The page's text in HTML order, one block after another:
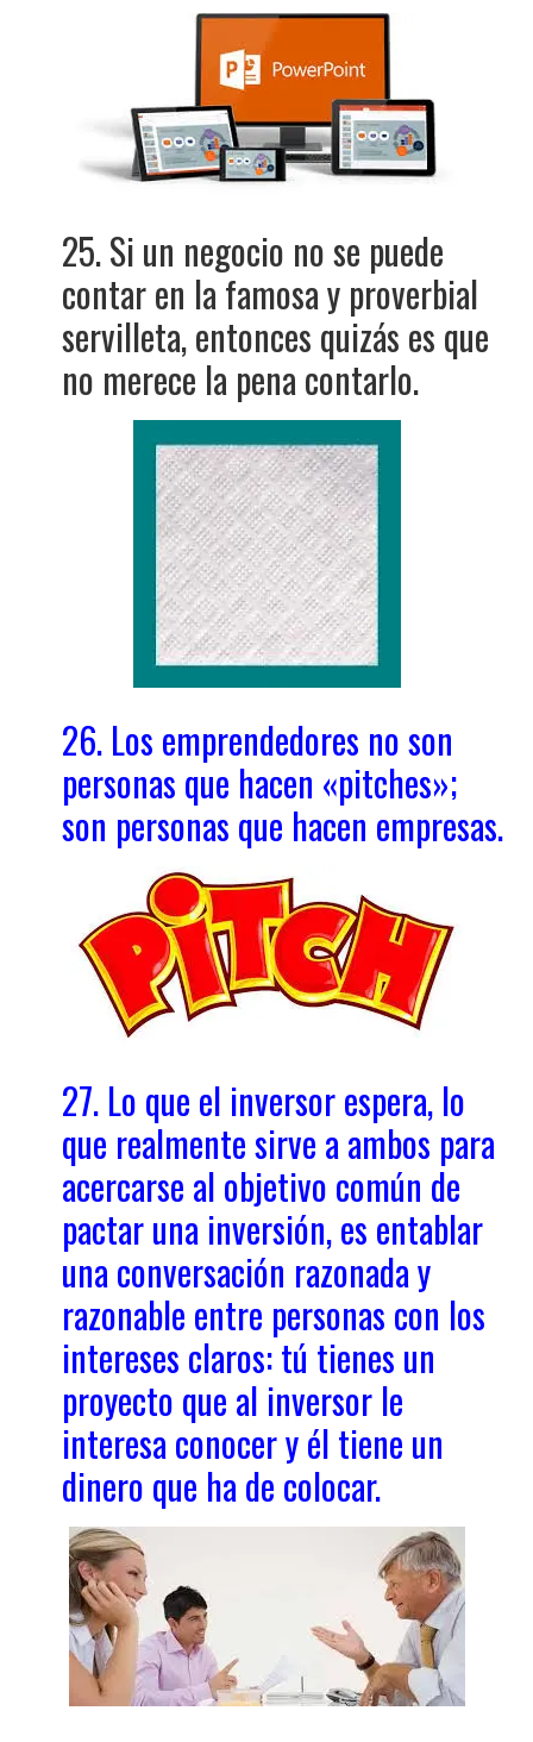
25. Si un negocio no se puede
contar en la famosa y proverbial
servilleta, entonces quizás es que
no merece la pena contarlo.
26. Los emprendedores no son
personas que hacen «pitches»;
son personas que hacen empresas.
27. Lo que el inversor espera, lo
que realmente sirve a ambos para
acercarse al objetivo común de
pactar una inversión, es entablar
una conversación razonada y
razonable entre personas con los
intereses claros: tú tienes un
proyecto que al inversor le
interesa conocer y él tiene un
dinero que ha de colocar.